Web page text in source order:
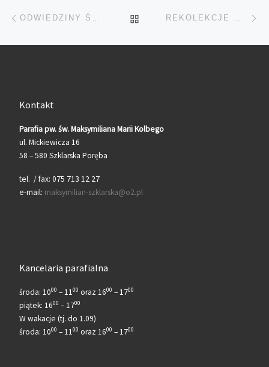
Przeglądanie Wpisów
ODWIEDZINY ŚWIĘTEGO MIKOŁAJA POWRÓT DO LISTYREKOLEKCJE WIELKOPOSTNE
Kontakt
Parafia pw. św. Maksymiliana Marii Kolbego
ul. Mickiewicza 16
58 – 580 Szklarska Poręba
tel. / fax: 075 713 12 27
e-mail: maksymilian-szklarska@o2.pl
Kancelaria parafialna
środa: 1000 – 1100 oraz 1600 – 1700
piątek: 1600 – 1700
W wakacje (tj. do 1.09)
środa: 1000 – 1100 oraz 1600 – 1700